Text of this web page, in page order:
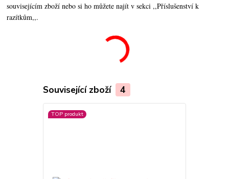
souvisejícím zboží nebo si ho můžete najít v sekci ,,Příslušenství k
razítkům,,.
Související zboží 4
TOP produkt